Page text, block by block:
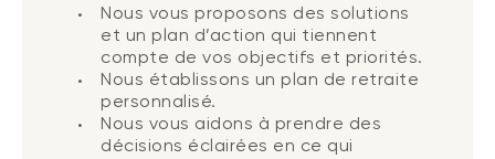
Nous vous proposons des solutions
et un plan d’action qui tiennent
compte de vos objectifs et priorités.
Nous établissons un plan de retraite
personnalisé.
Nous vous aidons à prendre des
décisions éclairées en ce qui